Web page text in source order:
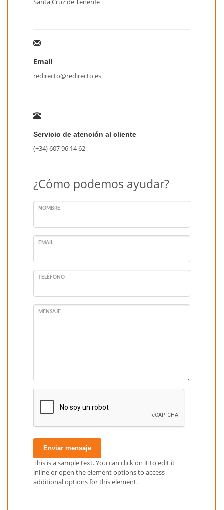
Santa Cruz de Tenerife
Email
redirecto@redirecto.es
Servicio de atención al cliente
(+34) 607 96 14 62
¿Cómo podemos ayudar?
NOMBRE
EMAIL
TELÉFONO
MENSAJE
Enviar mensaje
This is a sample text. You can click on it to edit it
inline or open the element options to access
additional options for this element.